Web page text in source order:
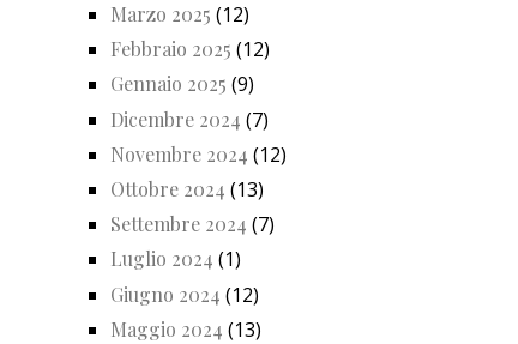
Marzo 2025 (12)
Febbraio 2025 (12)
Gennaio 2025 (9)
Dicembre 2024 (7)
Novembre 2024 (12)
Ottobre 2024 (13)
Settembre 2024 (7)
Luglio 2024 (1)
Giugno 2024 (12)
Maggio 2024 (13)